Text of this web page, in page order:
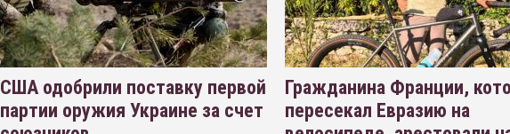
США одобрили поставку первой
партии оружия Украине за счет
Гражданина Франции,
пересекал Евразию на